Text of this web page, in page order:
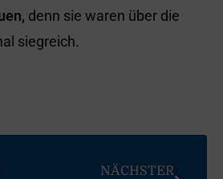
denn sie waren über die
siegreich.
NÄCHSTER